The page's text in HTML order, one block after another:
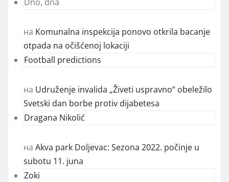
на Komunalna inspekcija ponovo otkrila bacanje
otpada na očišćenoj lokaciji
Football predictions
на Udruženje invalida „Živeti uspravno“ obeležilo
Svetski dan borbe protiv dijabetesa
Dragana Nikolić
на Akva park Doljevac: Sezona 2022. počinje u
subotu 11. juna
Zoki